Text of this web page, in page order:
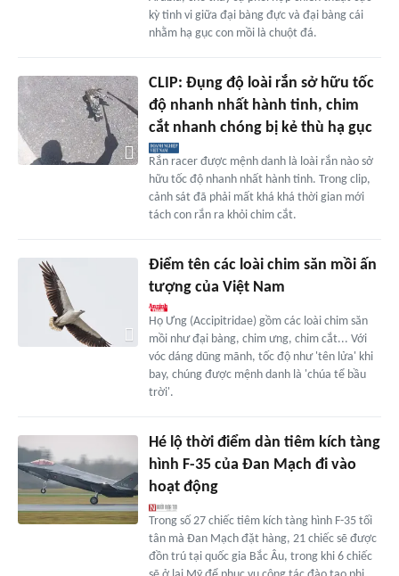
kỳ tinh vi giữa đại bàng đực và đại bàng cái
nhằm hạ gục con mồi là chuột đá.
CLIP: Đụng độ loài rắn sở hữu tốc
độ nhanh nhất hành tinh, chim
cắt nhanh chóng bị kẻ thù hạ gục
Rắn racer được mệnh danh là loài rắn nào sở
hữu tốc độ nhanh nhất hành tinh. Trong clip,
cảnh sát đã phải mất khá khá thời gian mới
tách con rắn ra khỏi chim cắt.
Điểm tên các loài chim săn mồi ấn
tượng của Việt Nam
Họ Ưng (Accipitridae) gồm các loài chim săn
mồi như đại bàng, chim ưng, chim cắt... Với
vóc dáng dũng mãnh, tốc độ như 'tên lửa' khi
bay, chúng được mệnh danh là 'chúa tể bầu
trời'.
Hé lộ thời điểm dàn tiêm kích tàng
hình F-35 của Đan Mạch đi vào
hoạt động
Trong số 27 chiếc tiêm kích tàng hình F-35 tối
tân mà Đan Mạch đặt hàng, 21 chiếc sẽ được
đồn trú tại quốc gia Bắc Âu, trong khi 6 chiếc